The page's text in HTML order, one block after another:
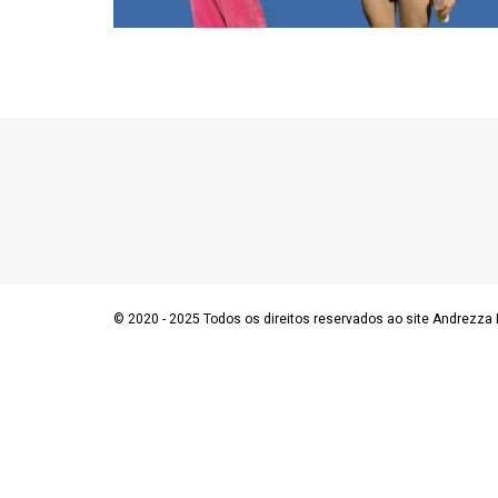
© 2020 - 2025 Todos os direitos reservados ao site Andrezza